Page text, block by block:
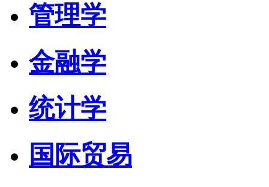
管理学
金融学
统计学
国际贸易